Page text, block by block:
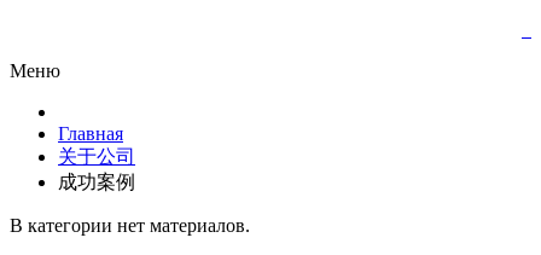
Меню
Главная
关于公司
成功案例
В категории нет материалов.